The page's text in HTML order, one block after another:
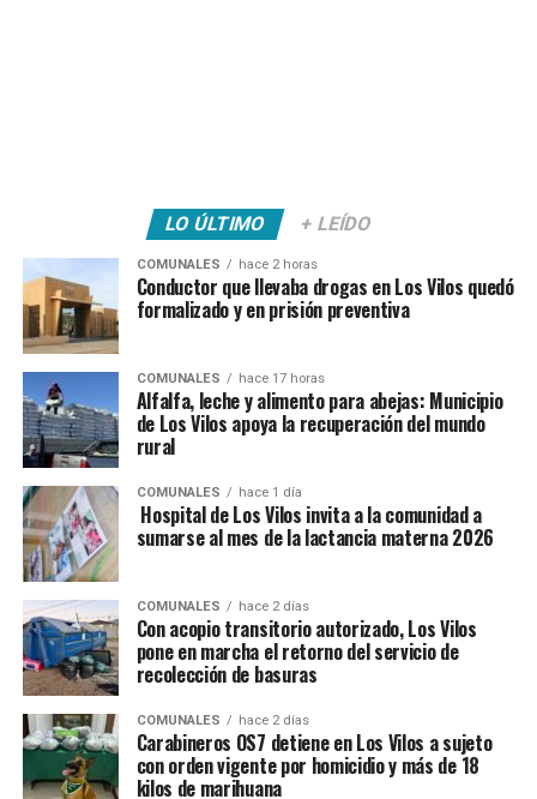
LO ÚLTIMO + LEÍDO
COMUNALES hace 2 horas
Conductor que llevaba drogas en Los Vilos quedó
formalizado y en prisión preventiva
COMUNALES hace 17 horas
Alfalfa, leche y alimento para abejas: Municipio
de Los Vilos apoya la recuperación del mundo
rural
COMUNALES hace 1 día
Hospital de Los Vilos invita a la comunidad a
sumarse al mes de la lactancia materna 2026
COMUNALES hace 2 días
Con acopio transitorio autorizado, Los Vilos
pone en marcha el retorno del servicio de
recolección de basuras
COMUNALES hace 2 días
Carabineros OS7 detiene en Los Vilos a sujeto
con orden vigente por homicidio y más de 18
kilos de marihuana